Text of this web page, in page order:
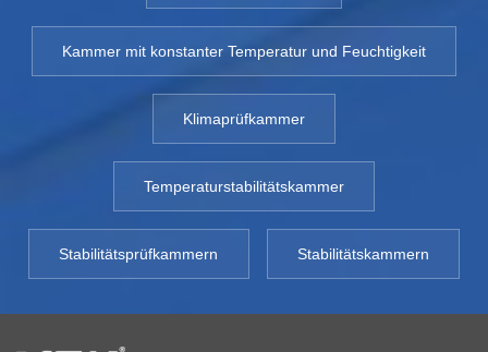
Kammer mit konstanter Temperatur und Feuchtigkeit
Klimaprüfkammer
Temperaturstabilitätskammer
Stabilitätsprüfkammern Stabilitätskammern